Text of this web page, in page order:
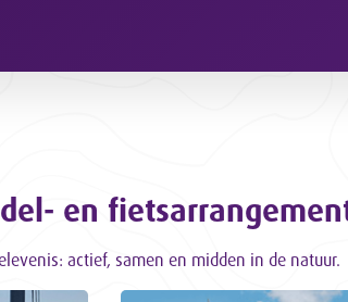
en
actief, samen en midden in de natuur.